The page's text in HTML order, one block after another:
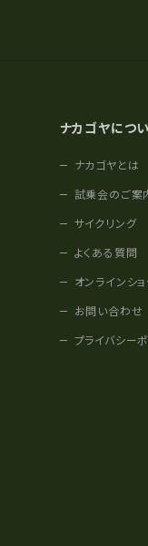
ナカゴヤにつ
ナカゴヤとは
試乗会のご案
サイクリング
よくある質問
オンラインショ
お問い合わせ
プライバシー